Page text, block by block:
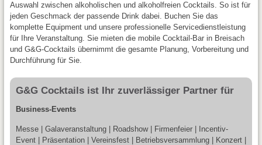
Auswahl zwischen alkoholischen und alkoholfreien Cocktails. So ist für
jeden Geschmack der passende Drink dabei. Buchen Sie das
komplette Equipment und unsere professionelle Servicedienstleistung
für Ihre Veranstaltung. Sie mieten die mobile Cocktail-Bar in Breisach
und G&G-Cocktails übernimmt die gesamte Planung, Vorbereitung und
Durchführung für Sie.
G&G Cocktails ist Ihr zuverlässiger Partner für
Business-Events
Messe | Galaveranstaltung | Roadshow | Firmenfeier | Incentiv-
Event | Präsentation | Vereinsfest | Betriebsversammlung | Konzert |